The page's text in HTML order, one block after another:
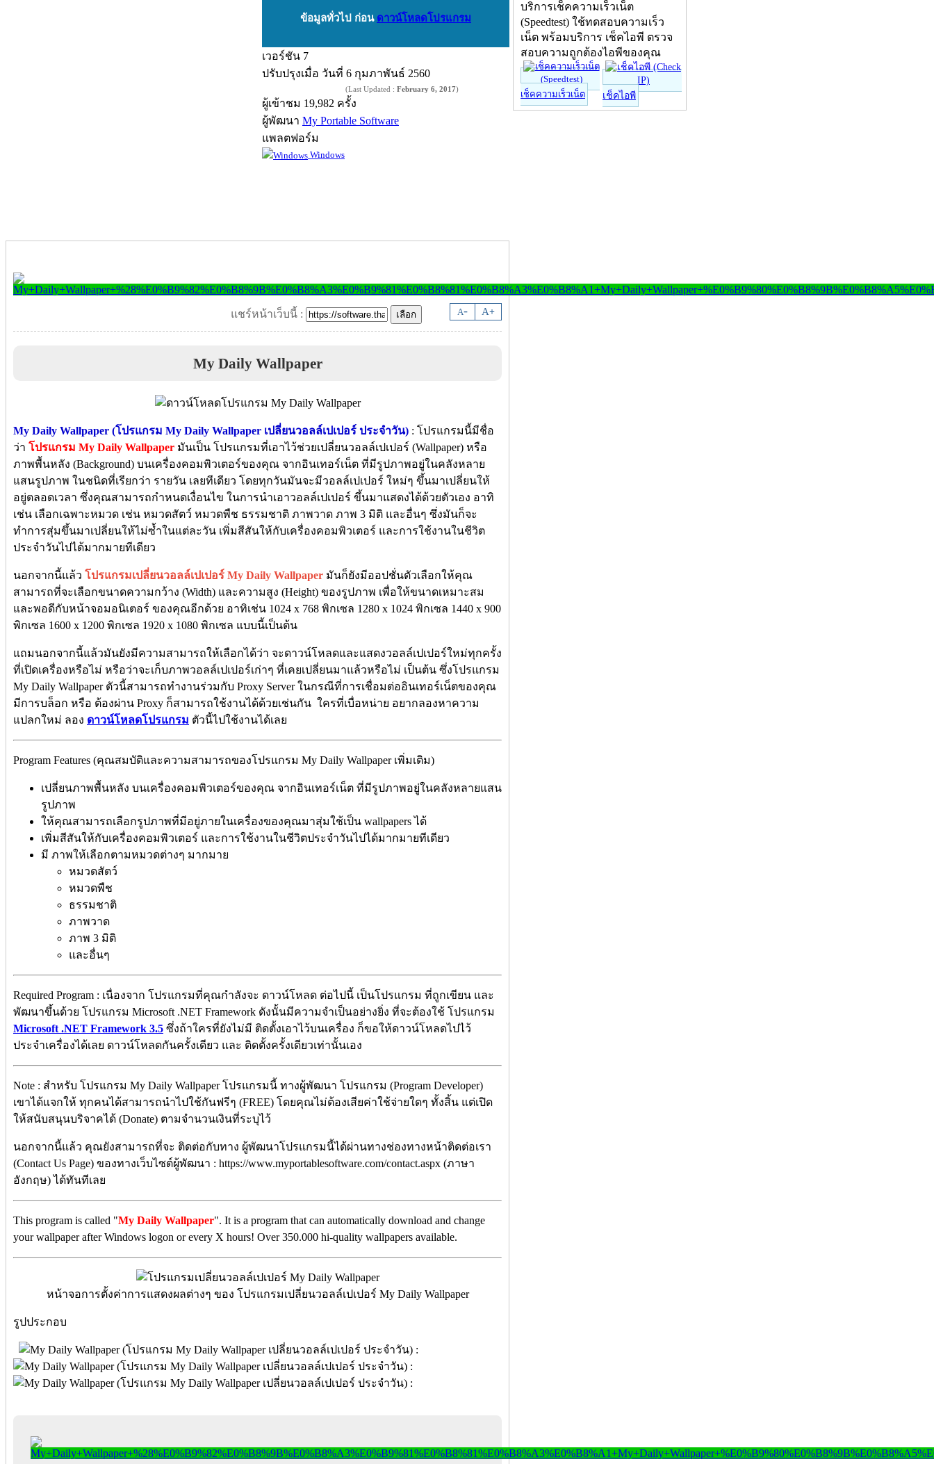
ข้อมูลทั่วไป ก่อน ดาวน์โหลดโปรแกรม
เวอร์ชัน 7
ปรับปรุงเมื่อ วันที่ 6 กุมภาพันธ์ 2560
(Last Updated : February 6, 2017)
ผู้เข้าชม 19,982 ครั้ง
ผู้พัฒนา My Portable Software
แพลตฟอร์ม
Windows
A- A+
แชร์หน้าเว็บนี้ :
My Daily Wallpaper
My Daily Wallpaper (โปรแกรม My Daily Wallpaper เปลี่ยนวอลล์เปเปอร์ ประจำวัน) : โปรแกรมนี้มีชื่อ
ว่า โปรแกรม My Daily Wallpaper มันเป็น โปรแกรมที่เอาไว้ช่วยเปลี่ยนวอลล์เปเปอร์ (Wallpaper) หรือ
ภาพพื้นหลัง (Background) บนเครื่องคอมพิวเตอร์ของคุณ จากอินเทอร์เน็ต ที่มีรูปภาพอยู่ในคลังหลาย
แสนรูปภาพ ในชนิดที่เรียกว่า รายวัน เลยทีเดียว โดยทุกวันมันจะมีวอลล์เปเปอร์ ใหม่ๆ ขึ้นมาเปลี่ยนให้
อยู่ตลอดเวลา ซึ่งคุณสามารถกำหนดเงื่อนไข ในการนำเอาวอลล์เปเปอร์ ขึ้นมาแสดงได้ด้วยตัวเอง อาทิ
เช่น เลือกเฉพาะหมวด เช่น หมวดสัตว์ หมวดพืช ธรรมชาติ ภาพวาด ภาพ 3 มิติ และอื่นๆ ซึ่งมันก็จะ
ทำการสุ่มขึ้นมาเปลี่ยนให้ไม่ซ้ำในแต่ละวัน เพิ่มสีสันให้กับเครื่องคอมพิวเตอร์ และการใช้งานในชีวิต
ประจำวันไปได้มากมายทีเดียว
นอกจากนี้แล้ว โปรแกรมเปลี่ยนวอลล์เปเปอร์ My Daily Wallpaper มันก็ยังมีออปชั่นตัวเลือกให้คุณ
สามารถที่จะเลือกขนาดความกว้าง (Width) และความสูง (Height) ของรูปภาพ เพื่อให้ขนาดเหมาะสม
และพอดีกับหน้าจอมอนิเตอร์ ของคุณอีกด้วย อาทิเช่น 1024 x 768 พิกเซล 1280 x 1024 พิกเซล 1440 x 900
พิกเซล 1600 x 1200 พิกเซล 1920 x 1080 พิกเซล แบบนี้เป็นต้น
แถมนอกจากนี้แล้วมันยังมีความสามารถให้เลือกได้ว่า จะดาวน์โหลดและแสดงวอลล์เปเปอร์ใหม่ทุกครั้ง
ที่เปิดเครื่องหรือไม่ หรือว่าจะเก็บภาพวอลล์เปเปอร์เก่าๆ ที่เคยเปลี่ยนมาแล้วหรือไม่ เป็นต้น ซึ่งโปรแกรม
My Daily Wallpaper ตัวนี้สามารถทำงานร่วมกับ Proxy Server ในกรณีที่การเชื่อมต่ออินเทอร์เน็ตของคุณ
มีการบล็อก หรือ ต้องผ่าน Proxy ก็สามารถใช้งานได้ด้วยเช่นกัน ใครที่เบื่อหน่าย อยากลองหาความ
แปลกใหม่ ลอง ดาวน์โหลดโปรแกรม ตัวนี้ไปใช้งานได้เลย
Program Features (คุณสมบัติและความสามารถของโปรแกรม My Daily Wallpaper เพิ่มเติม)
เปลี่ยนภาพพื้นหลัง บนเครื่องคอมพิวเตอร์ของคุณ จากอินเทอร์เน็ต ที่มีรูปภาพอยู่ในคลังหลายแสน
รูปภาพ
ให้คุณสามารถเลือกรูปภาพที่มีอยู่ภายในเครื่องของคุณมาสุ่มใช้เป็น wallpapers ได้
เพิ่มสีสันให้กับเครื่องคอมพิวเตอร์ และการใช้งานในชีวิตประจำวันไปได้มากมายทีเดียว
มี ภาพให้เลือกตามหมวดต่างๆ มากมาย
หมวดสัตว์
หมวดพืช
ธรรมชาติ
ภาพวาด
ภาพ 3 มิติ
และอื่นๆ
Required Program : เนื่องจาก โปรแกรมที่คุณกำลังจะ ดาวน์โหลด ต่อไปนี้ เป็นโปรแกรม ที่ถูกเขียน และ
พัฒนาขึ้นด้วย โปรแกรม Microsoft .NET Framework ดังนั้นมีความจำเป็นอย่างยิ่ง ที่จะต้องใช้ โปรแกรม
Microsoft .NET Framework 3.5 ซึ่งถ้าใครที่ยังไม่มี ติดตั้งเอาไว้บนเครื่อง ก็ขอให้ดาวน์โหลดไปไว้
ประจำเครื่องได้เลย ดาวน์โหลดกันครั้งเดียว และ ติดตั้งครั้งเดียวเท่านั้นเอง
Note : สำหรับ โปรแกรม My Daily Wallpaper โปรแกรมนี้ ทางผู้พัฒนา โปรแกรม (Program Developer)
เขาได้แจกให้ ทุกคนได้สามารถนำไปใช้กันฟรีๆ (FREE) โดยคุณไม่ต้องเสียค่าใช้จ่ายใดๆ ทั้งสิ้น แต่เปิด
ให้สนับสนุนบริจาคได้ (Donate) ตามจำนวนเงินที่ระบุไว้
นอกจากนี้แล้ว คุณยังสามารถที่จะ ติดต่อกับทาง ผู้พัฒนาโปรแกรมนี้ได้ผ่านทางช่องทางหน้าติดต่อเรา
(Contact Us Page) ของทางเว็บไซต์ผู้พัฒนา : https://www.myportablesoftware.com/contact.aspx (ภาษา
อังกฤษ) ได้ทันทีเลย
This program is called "My Daily Wallpaper". It is a program that can automatically download and change
your wallpaper after Windows logon or every X hours! Over 350.000 hi-quality wallpapers available.
หน้าจอการตั้งค่าการแสดงผลต่างๆ ของ โปรแกรมเปลี่ยนวอลล์เปเปอร์ My Daily Wallpaper
รูปประกอบ
บริการเช็คความเร็วเน็ต
(Speedtest) ใช้ทดสอบความเร็ว
เน็ต พร้อมบริการ เช็คไอพี ตรวจ
สอบความถูกต้องไอพีของคุณ
เช็คความเร็วเน็ต เช็คไอพี